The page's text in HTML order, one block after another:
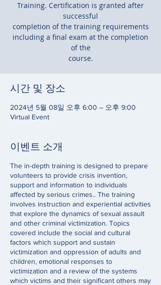
Training. Certification is granted after
successful
completion of the training requirements
including a final exam at the completion
of the
course.
시간 및 장소
2024년 5월 08일 오후 6:00 – 오후 9:00
Virtual Event
이벤트 소개
The in-depth training is designed to prepare
volunteers to provide crisis invention,
support and information to individuals
affected by serious crimes.. The training
involves instruction and experiential activities
that explore the dynamics of sexual assault
and other criminal victimization. Topics
covered include the social and cultural
factors which support and sustain
victimization and oppression of adults and
children, emotional responses to
victimization and a review of the systems
which victims and their significant others may